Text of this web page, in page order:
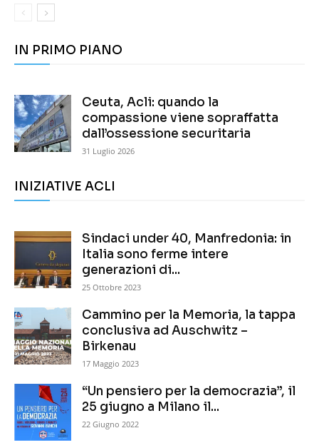
IN PRIMO PIANO
Ceuta, Acli: quando la
compassione viene sopraffatta
dall’ossessione securitaria
31 Luglio 2026
INIZIATIVE ACLI
Sindaci under 40, Manfredonia: in
Italia sono ferme intere
generazioni di...
25 Ottobre 2023
Cammino per la Memoria, la tappa
conclusiva ad Auschwitz –
Birkenau
17 Maggio 2023
“Un pensiero per la democrazia”, il
25 giugno a Milano il...
22 Giugno 2022